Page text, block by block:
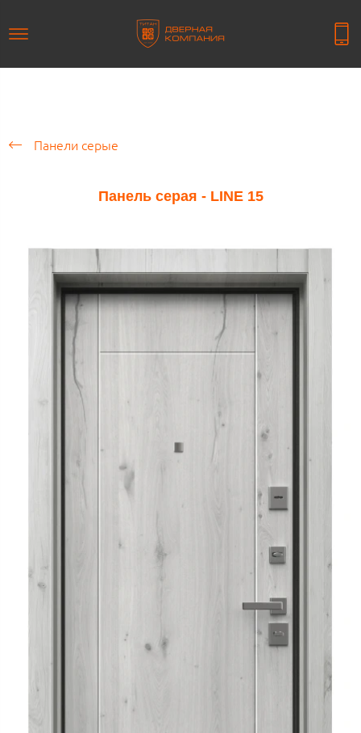
Панели серые
Панель серая - LINE 15